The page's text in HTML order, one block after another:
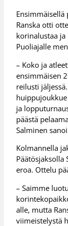
Ranska otti
korinalustaa
Puoliajalle
– Koko ja
ensimmäisen
reilusti
ja
päästä
Salminen
Kolmannella
Päätösjaksolla
eroa. Ottelu
– Saimme
alle, mutta
viimeistelystä